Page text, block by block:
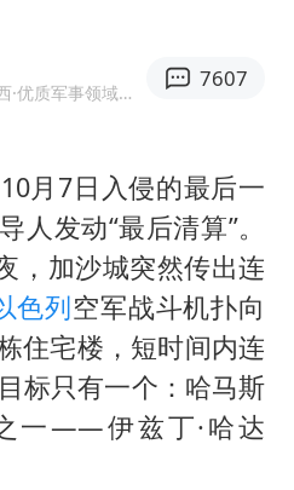
陕西柞水泥石流已致2死 仍有1人失联
上半年国内居民出游人次34.63亿
店主称换“青海拉面”招牌后生意更好
泰国初中生饮弹自尽前开了26枪
22岁女生独闯南太行失联12天
岁山接盘烂尾恒大文旅城
之谦杭州站演唱会取消
·优质军事领域创作者
7607
月7日入侵的最后一
人发动“最后清算”。
，加沙城突然传出连
色列空军战斗机扑向
住宅楼，短时间内连
标只有一个：哈马斯
一——伊兹丁·哈达